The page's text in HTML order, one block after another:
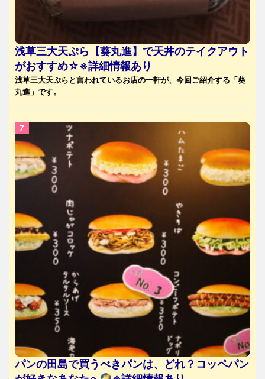
浅草三大天ぷら【葵丸進】で天丼のテイクアウト
がおすすめ☆※詳細情報あり
浅草三大天ぷらと言われているお店の一軒が、今回ご紹介する「葵
丸進」です。
パンの田島で買うべきパンは、どれ？コッペパン